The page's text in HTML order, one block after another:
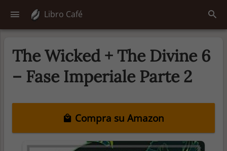
Libro Café
The Wicked + The Divine 6
– Fase Imperiale Parte 2
Compra su Amazon